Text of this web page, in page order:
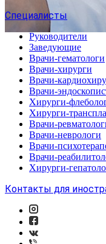
Специалисты
Руководители
Заведующие
Врачи-гематологи
Врачи-хирурги
Врачи-
Врачи-
Хирурги-
Хирурги-
Врачи-
Врачи-неврологи
Врачи-
Врачи-
Хирурги-
Контакты для